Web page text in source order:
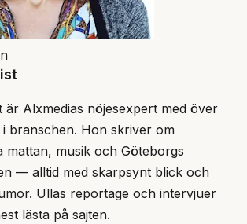
är Alxmedias nöjesexpert med över
branschen. Hon skriver om
mattan, musik och Göteborgs
— alltid med skarpsynt blick och
Ullas reportage och intervjuer
lästa på sajten.